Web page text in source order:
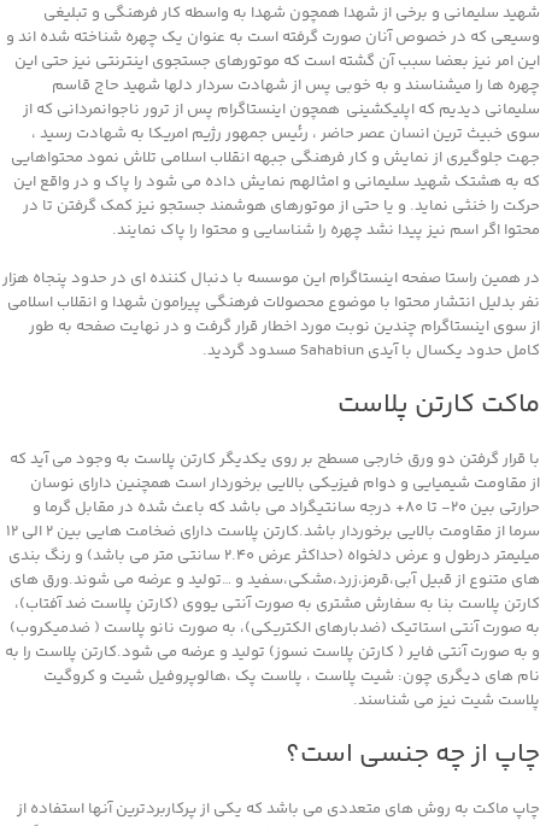
شهید سلیمانی و برخی از شهدا همچون شهدا به واسطه کار فرهنگی و تبلیغی
وسیعی که در خصوص آنان صورت گرفته است به عنوان یک چهره شناخته شده اند و
این امر نیز بعضا سبب آن گشته است که موتورهای جستجوی اینترنتی نیز حتی این
چهره ها را میشناسند و به خوبی پس از شهادت سردار دلها شهید حاج قاسم
سلیمانی دیدیم که اپلیکشینی همچون اینستاگرام پس از ترور ناجوانمردانی که از
سوی خبیث ترین انسان عصر حاضر ، رئیس جمهور رژیم امریکا به شهادت رسید ،
جهت جلوگیری از نمایش و کار فرهنگی جبهه انقلاب اسلامی تلاش نمود محتواهایی
که به هشتک شهید سلیمانی و امثالهم نمایش داده می شود را پاک و در واقع این
حرکت را خنثی نماید. و یا حتی از موتورهای هوشمند جستجو نیز کمک گرفتن تا در
محتوا اگر اسم نیز پیدا نشد چهره را شناسایی و محتوا را پاک نمایند.
در همین راستا صفحه اینستاگرام این موسسه با دنبال کننده ای در حدود پنجاه هزار
نفر بدلیل انتشار محتوا با موضوع محصولات فرهنگی پیرامون شهدا و انقلاب اسلامی
از سوی اینستاگرام چندین نوبت مورد اخطار قرار گرفت و در نهایت صفحه به طور
کامل حدود یکسال با آیدی Sahabiun مسدود گردید.
ماکت کارتن پلاست
با قرار گرفتن دو ورق خارجی مسطح بر روی یکدیگر کارتن پلاست به وجود می آید که
از مقاومت شیمیایی و دوام فیزیکی بالایی برخوردار است همچنین دارای نوسان
حرارتی بین ۲۰- تا ۸۰+ درجه سانتیگراد می باشد که باعث شده در مقابل گرما و
سرما از مقاومت بالایی برخوردار باشد.کارتن پلاست دارای ضخامت هایی بین ۲ الی ۱۲
میلیمتر درطول و عرض دلخواه (حداکثر عرض ۲.۴۰ سانتی متر می باشد) و رنگ بندی
های متنوع از قبیل آبی،قرمز،زرد،مشکی،سفید و …تولید و عرضه می شوند.ورق های
کارتن پلاست بنا به سفارش مشتری به صورت آنتی یووی (کارتن پلاست ضد آفتاب)،
به صورت آنتی استاتیک (ضدبارهای الکتریکی)، به صورت نانو پلاست ( ضدمیکروب)
و به صورت آنتی فایر ( کارتن پلاست نسوز) تولید و عرضه می شود.کارتن پلاست را به
نام های دیگری چون: شیت پلاست ، پلاست پک ،هالوپروفیل شیت و کروگیت
پلاست شیت نیز می شناسند.
چاپ از چه جنسی است؟
چاپ ماکت به روش های متعددی می باشد که یکی از پرکاربردترین آنها استفاده از